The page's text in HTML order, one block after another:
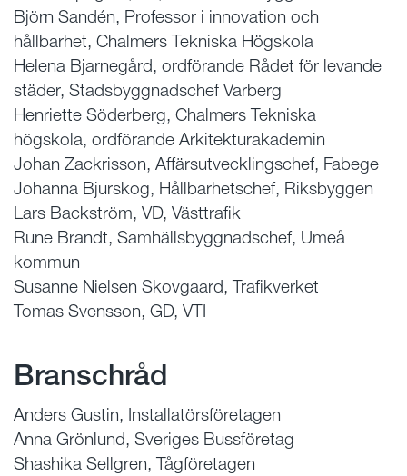
Björn Sandén, Professor i innovation och
hållbarhet, Chalmers Tekniska Högskola
Helena Bjarnegård, ordförande Rådet för levande
städer, Stadsbyggnadschef Varberg
Henriette Söderberg, Chalmers Tekniska
högskola, ordförande Arkitekturakademin
Johan Zackrisson, Affärsutvecklingschef, Fabege
Johanna Bjurskog, Hållbarhetschef, Riksbyggen
Lars Backström, VD, Västtrafik
Rune Brandt, Samhällsbyggnadschef, Umeå
kommun
Susanne Nielsen Skovgaard, Trafikverket
Tomas Svensson, GD, VTI
Branschråd
Anders Gustin, Installatörsföretagen
Anna Grönlund, Sveriges Bussföretag
Shashika Sellgren, Tågföretagen